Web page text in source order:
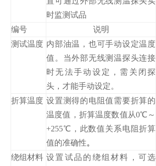
时监测试品
编号
说明
测试温度 内部油温，也可手动设定温度
值。当外部无线测温探头连接
时无法手动设定，需关闭探
头，才能手动设定。
折算温度 设置测得的电阻值需要折算的
温度值，折算温度数值从0℃～
+255℃，此数值关系电阻折算
值的准确性。
绕组材料 设置试品的绕组材料，可选